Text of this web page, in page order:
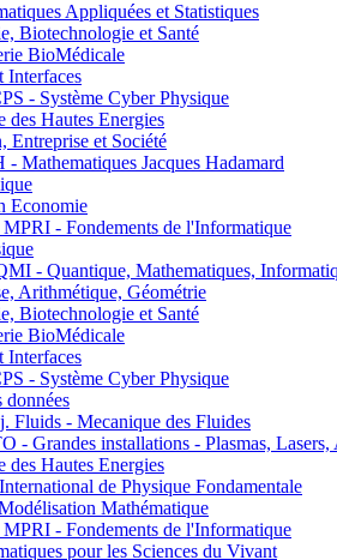
Appliquées et Statistiques
Biotechnologie et Santé
BioMédicale
- Système Cyber Physique
Hautes Energies
et Société
Jacques Hadamard
Economie
- Fondements de l'Informatique
- Quantique, Mathematiques,
Arithmétique, Géométrie
Biotechnologie et Santé
BioMédicale
- Système Cyber Physique
- Mecanique des Fluides
Grandes installations - Plasmas, Lasers,
Hautes Energies
de Physique Fondamentale
Mathématique
- Fondements de l'Informatique
pour les Sciences du Vivant